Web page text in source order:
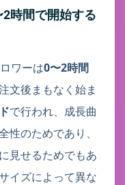
時間で開始する
ワーは0〜2時間
文後まもなく始ま
で行われ、成長曲
性のためであり、
見せるためでもあ
イズによって異な